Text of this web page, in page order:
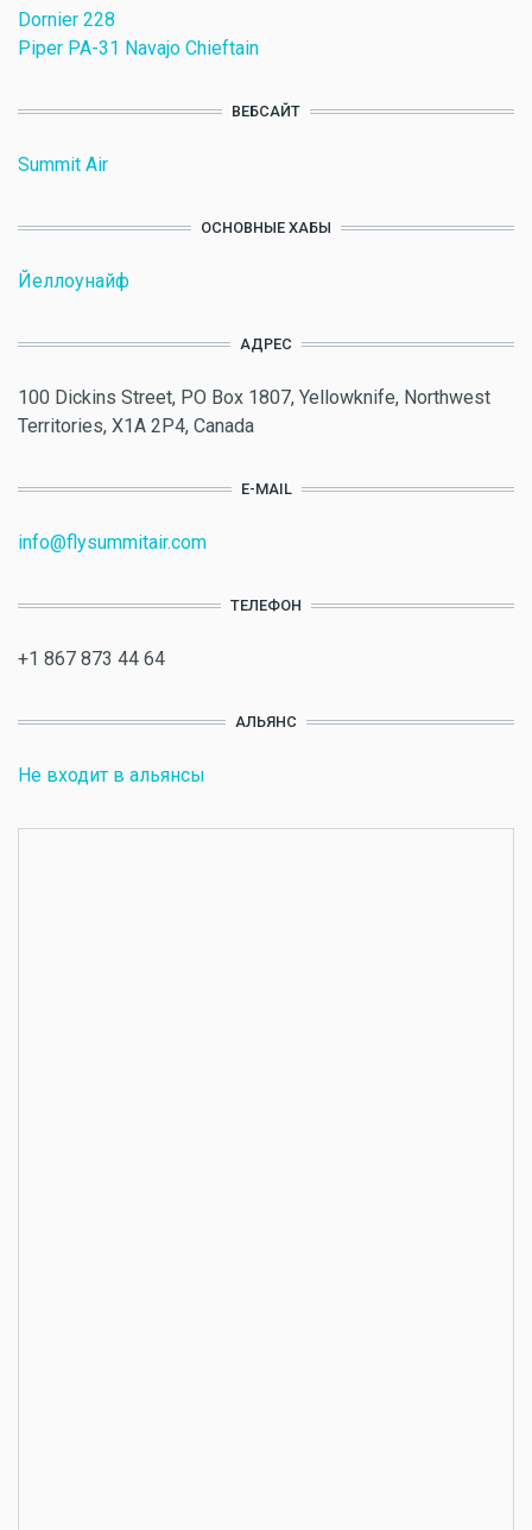
Dornier 228
Piper PA-31 Navajo Chieftain
ВЕБСАЙТ
Summit Air
ОСНОВНЫЕ ХАБЫ
Йеллоунайф
АДРЕС
100 Dickins Street, PO Box 1807, Yellowknife, Northwest
Territories, X1A 2P4, Canada
E-MAIL
info@flysummitair.com
ТЕЛЕФОН
+1 867 873 44 64
АЛЬЯНС
Не входит в альянсы